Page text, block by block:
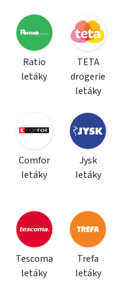
Ratio
letáky
TETA
drogerie
letáky
Comfor
letáky
Jysk
letáky
Tescoma
letáky
Trefa
letáky